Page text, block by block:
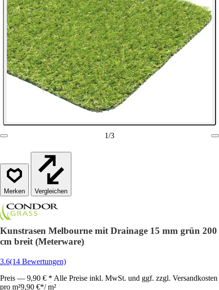
1/3
Vergleichen
Kunstrasen Melbourne mit Drainage 15 mm grün 200
cm breit (Meterware)
3.6(14 Bewertungen)
Preis — 9,90 € * Alle Preise inkl. MwSt. und ggf. zzgl. Versandkosten
pro m²9,90 €*/ m²